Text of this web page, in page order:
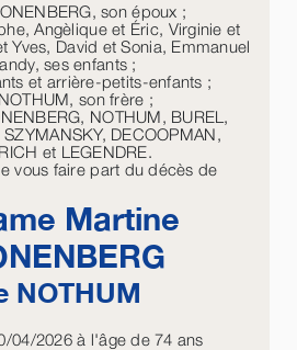
son époux ;
Angèlique et Éric, Virginie et
Yves, David et Sonia, Emmanuel
ses enfants ;
et arrière-petits-enfants ;
son frère ;
NOTHUM, BUREL,
SZYMANSKY, DECOOPMAN,
et LEGENDRE.
vous faire part du décès de
Martine
NOTHUM
04/2026 à l'âge de 74 ans